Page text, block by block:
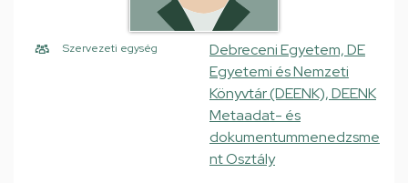
Szervezeti egység
Debreceni Egyetem, DE
Egyetemi és Nemzeti
Könyvtár (DEENK), DEENK
Metaadat- és
dokumentummenedzsme
nt Osztály